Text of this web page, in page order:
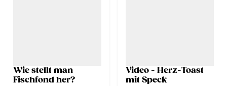
Wie stellt man
Fischfond her?
Video - Herz-Toast
mit Speck